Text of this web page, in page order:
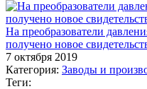
На преобразователи
получено новое
7 октября 2019
Категория: Заводы и
Теги: